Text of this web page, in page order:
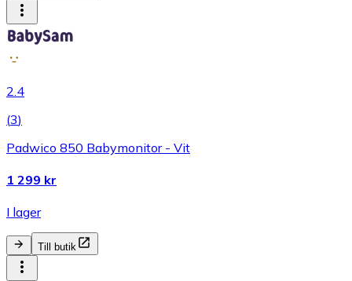
2.4
(3)
Padwico 850 Babymonitor - Vit
1 299 kr
I lager
Till butik